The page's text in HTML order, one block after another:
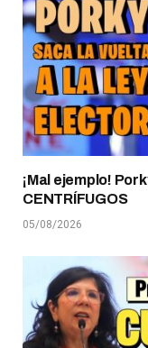
¡Mal ejemplo!
CENTRÍFUGOS
05/08/2026